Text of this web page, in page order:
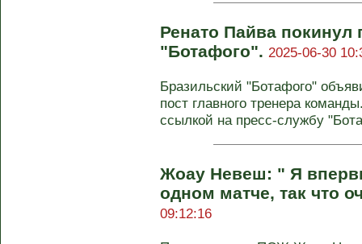
Ренато Пайва покинул
"Ботафого". 2025-06-30
Бразильский "Ботафого"
пост главного тренера
ссылкой на пресс-службу
Жоау Невеш: " Я
одном матче, так что
09:12:16